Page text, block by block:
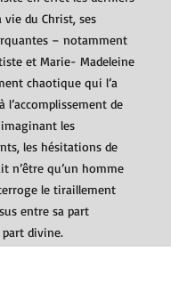
du Christ, ses
– notamment
et Marie- Madeleine
chaotique qui l’a
l’accomplissement de
les
les hésitations de
n’être qu’un homme
le tiraillement
entre sa part
divine.